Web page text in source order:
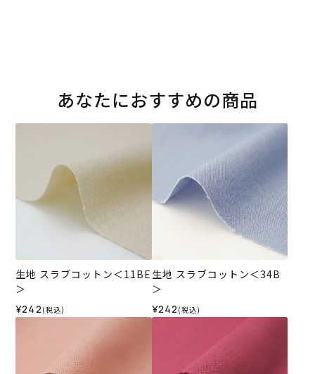
あなたにおすすめの商品
生地 スラブコットン＜11BE
＞
¥242 (税込)
生地 スラブコットン＜34B
＞
¥242 (税込)